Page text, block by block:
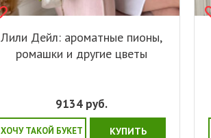
Лили Дейл: ароматные пионы,
ромашки и другие цветы
9134 руб.
ХОЧУ ТАКОЙ БУКЕТ КУПИТЬ